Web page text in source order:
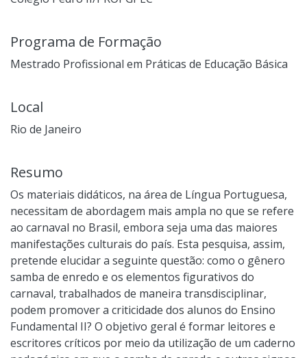
Programa de Formação
Mestrado Profissional em Práticas de Educação Básica
Local
Rio de Janeiro
Resumo
Os materiais didáticos, na área de Língua Portuguesa,
necessitam de abordagem mais ampla no que se refere
ao carnaval no Brasil, embora seja uma das maiores
manifestações culturais do país. Esta pesquisa, assim,
pretende elucidar a seguinte questão: como o gênero
samba de enredo e os elementos figurativos do
carnaval, trabalhados de maneira transdisciplinar,
podem promover a criticidade dos alunos do Ensino
Fundamental II? O objetivo geral é formar leitores e
escritores críticos por meio da utilização de um caderno